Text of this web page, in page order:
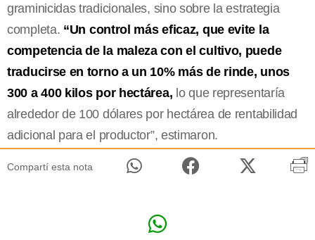
graminicidas tradicionales, sino sobre la estrategia
completa. “Un control más eficaz, que evite la
competencia de la maleza con el cultivo, puede
traducirse en torno a un 10% más de rinde, unos
300 a 400 kilos por hectárea, lo que representaría
alrededor de 100 dólares por hectárea de rentabilidad
adicional para el productor”, estimaron.
Compartí esta nota